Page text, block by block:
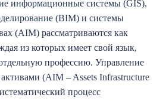
информационные системы (GIS),
(BIM) и системы
(AIM) рассматриваются как
из которых имеет свой язык,
профессию. Управление
(AIM – Assets Infrastructure
процесс